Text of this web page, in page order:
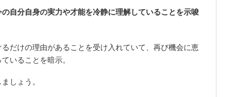
自分自身の実力や才能を冷静に理解していることを示唆
だけの理由があることを受け入れていて、再び機会に恵
いることを暗示。
しょう。